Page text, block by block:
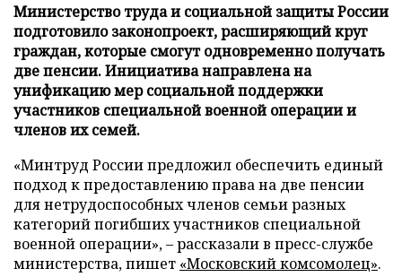
Министерство труда и социальной защиты России
подготовило законопроект, расширяющий круг
граждан, которые смогут одновременно получать
две пенсии. Инициатива направлена на
унификацию мер социальной поддержки
участников специальной военной операции и
членов их семей.
«Минтруд России предложил обеспечить единый
подход к предоставлению права на две пенсии
для нетрудоспособных членов семьи разных
категорий погибших участников специальной
военной операции», – рассказали в пресс-службе
министерства, пишет «Московский комсомолец».